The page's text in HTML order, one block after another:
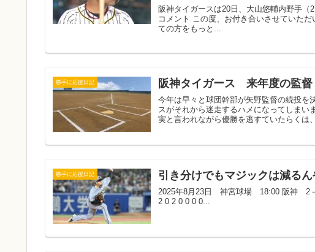
阪神タイガースは20日、大山悠輔内野手
コメント この度、お付き合いさせていた
ての方をもっと...
勝手に応援日記 阪神タイガース 来年度の監
今年は早々と球団幹部が矢野監督の続投を
スがそれから迷走するハメになってしま
実と言われながら優勝を逃すていたらくは
勝手に応援日記 引き分けでもマジックは減る
2025年8月23日 神宮球場 18:00 阪神 2
2 0 2 0 0 0 0...